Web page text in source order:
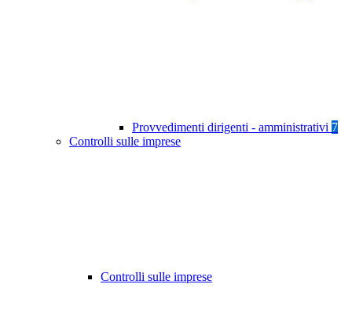
Provvedimenti dirigenti - amministrativi 7
Controlli sulle imprese
Controlli sulle imprese